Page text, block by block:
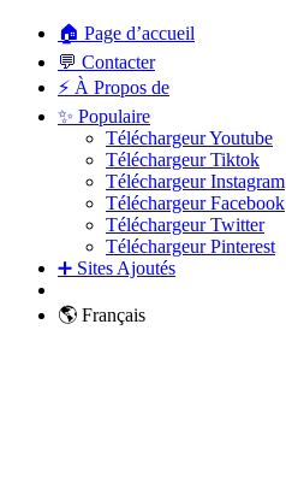
🏠 Page d’accueil
💬 Contacter
⚡ À Propos de
✨ Populaire
Téléchargeur Youtube
Téléchargeur Tiktok
Téléchargeur Instagram
Téléchargeur Facebook
Téléchargeur Twitter
Téléchargeur Pinterest
➕ Sites Ajoutés
🌎 Français